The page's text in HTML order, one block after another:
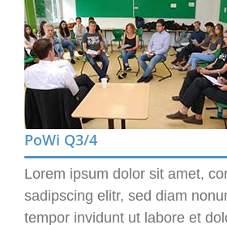
PoWi Q3/4
Lorem ipsum dolor sit amet,
sadipscing elitr, sed diam
tempor invidunt ut labore et